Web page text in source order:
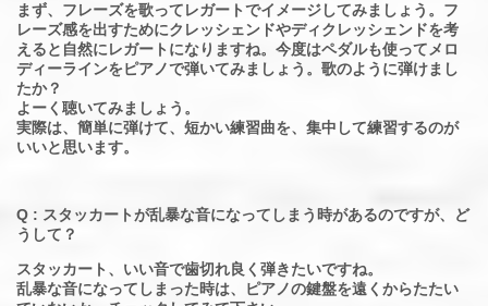
まず、フレーズを歌ってレガートでイメージしてみましょう。フ
レーズ感を出すためにクレッシェンドやディクレッシェンドを考
えると自然にレガートになりますね。今度はペダルも使ってメロ
ディーラインをピアノで弾いてみましょう。歌のように弾けまし
たか？
よーく聴いてみましょう。
実際は、簡単に弾けて、短かい練習曲を、集中して練習するのが
いいと思います。
Q : スタッカートが乱暴な音になってしまう時があるのですが、ど
うして？
スタッカート、いい音で歯切れ良く弾きたいですね。
乱暴な音になってしまった時は、ピアノの鍵盤を遠くからたたい